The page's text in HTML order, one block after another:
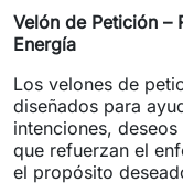
Velón de Petición –
Energía
Los velones de
diseñados para
intenciones,
que refuerzan el
el propósito